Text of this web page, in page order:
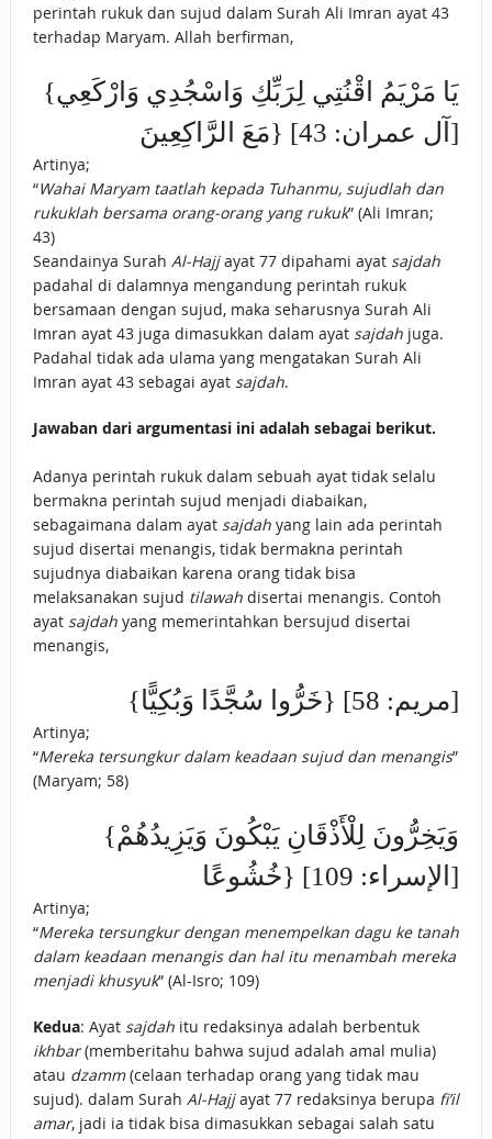
perintah rukuk dan sujud dalam Surah Ali Imran ayat 43
terhadap Maryam. Allah berfirman,
{يَا مَرْيَمُ اقْنُتِي لِرَبِّكِ وَاسْجُدِي وَارْكَعِي
مَعَ الرَّاكِعِينَ} [آل عمران: 43]
Artinya;
“Wahai Maryam taatlah kepada Tuhanmu, sujudlah dan
rukuklah bersama orang-orang yang rukuk” (Ali Imran;
43)
Seandainya Surah Al-Hajjayat 77 dipahami ayat sajdah
padahal di dalamnya mengandung perintah rukuk
bersamaan dengan sujud, maka seharusnya Surah Ali
Imran ayat 43 juga dimasukkan dalam ayat sajdah juga.
Padahal tidak ada ulama yang mengatakan Surah Ali
Imran ayat 43 sebagai ayat sajdah.
Jawaban dari argumentasi ini adalah sebagai berikut.
Adanya perintah rukuk dalam sebuah ayat tidak selalu
bermakna perintah sujud menjadi diabaikan,
sebagaimana dalam ayat sajdah yang lain ada perintah
sujud disertai menangis, tidak bermakna perintah
sujudnya diabaikan karena orang tidak bisa
melaksanakan sujud tilawah disertai menangis. Contoh
ayat sajdah yang memerintahkan bersujud disertai
menangis,
{خَرُّوا سُجَّدًا وَبُكِيًّا} [مريم: 58]
Artinya;
“Mereka tersungkur dalam keadaan sujud dan menangis”
(Maryam; 58)
{وَيَخِرُّونَ لِلْأَذْقَانِ يَبْكُونَ وَيَزِيدُهُمْ
خُشُوعًا} [الإسراء: 109]
Artinya;
“Mereka tersungkur dengan menempelkan dagu ke tanah
dalam keadaan menangis dan hal itu menambah mereka
menjadi khusyuk” (Al-Isro; 109)
Kedua: Ayat sajdahitu redaksinya adalah berbentuk
ikhbar(memberitahu bahwa sujud adalah amal mulia)
atau dzamm(celaan terhadap orang yang tidak mau
sujud). dalam Surah Al-Hajjayat 77 redaksinya berupa fi’il
amar, jadi ia tidak bisa dimasukkan sebagai salah satu